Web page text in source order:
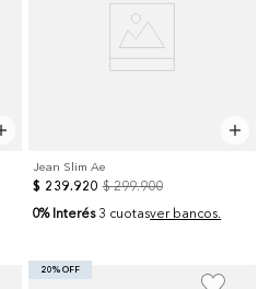
Jean Slim Ae
$ 239.920 $ 299.900
0% Interés 3 cuotasver bancos.
20% OFF